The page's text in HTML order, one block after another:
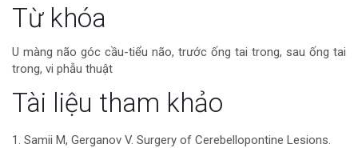
Chi
tiết
bài
viết
Từ khóa
U màng não góc cầu-tiểu não, trước ống tai trong, sau ống tai
trong, vi phẫu thuật
Tài liệu tham khảo
1. Samii M, Gerganov V. Surgery of Cerebellopontine Lesions.